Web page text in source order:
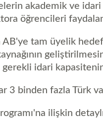
akademik ve
öğrencileri
AB'ye tam üyelik
idari
3 binden fazla Türk
ilişkin